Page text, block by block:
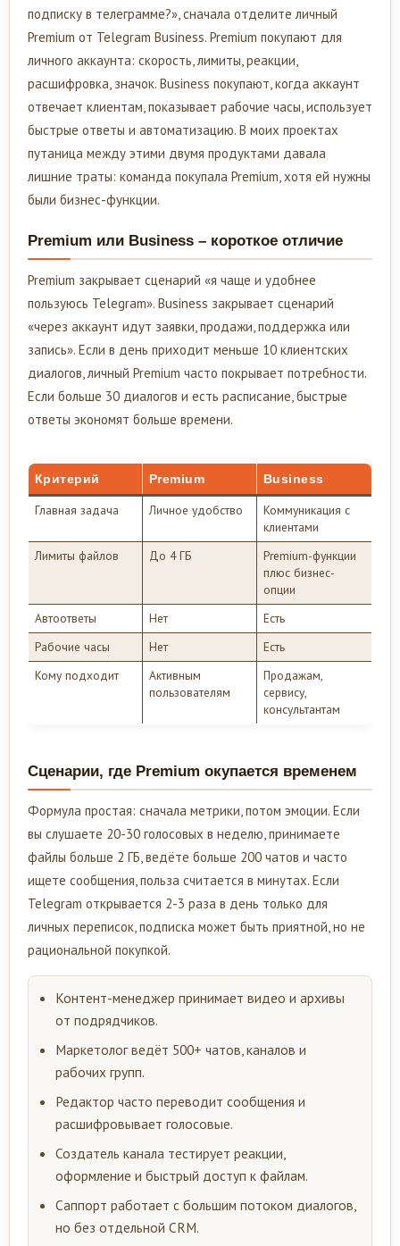
подписку в телеграмме?», сначала отделите личный
Premium от Telegram Business. Premium покупают для
личного аккаунта: скорость, лимиты, реакции,
расшифровка, значок. Business покупают, когда аккаунт
отвечает клиентам, показывает рабочие часы, использует
быстрые ответы и автоматизацию. В моих проектах
путаница между этими двумя продуктами давала
лишние траты: команда покупала Premium, хотя ей нужны
были бизнес-функции.
Premium или Business – короткое отличие
Premium закрывает сценарий «я чаще и удобнее
пользуюсь Telegram». Business закрывает сценарий
«через аккаунт идут заявки, продажи, поддержка или
запись». Если в день приходит меньше 10 клиентских
диалогов, личный Premium часто покрывает потребности.
Если больше 30 диалогов и есть расписание, быстрые
ответы экономят больше времени.
Критерий Premium Business
Главная задача Личное удобство
Коммуникация с
клиентами
Лимиты файлов
До 4 ГБ
Premium-функции
плюс бизнес-
опции
Автоответы
Нет
Есть
Рабочие часы
Нет
Есть
Кому подходит
Активным
пользователям
Продажам,
сервису,
консультантам
Сценарии, где Premium окупается временем
Формула простая: сначала метрики, потом эмоции. Если
вы слушаете 20-30 голосовых в неделю, принимаете
файлы больше 2 ГБ, ведёте больше 200 чатов и часто
ищете сообщения, польза считается в минутах. Если
Telegram открывается 2-3 раза в день только для
личных переписок, подписка может быть приятной, но не
рациональной покупкой.
Контент-менеджер принимает видео и архивы
от подрядчиков.
Маркетолог ведёт 500+ чатов, каналов и
рабочих групп.
Редактор часто переводит сообщения и
расшифровывает голосовые.
Создатель канала тестирует реакции,
оформление и быстрый доступ к файлам.
Саппорт работает с большим потоком диалогов,
но без отдельной CRM.